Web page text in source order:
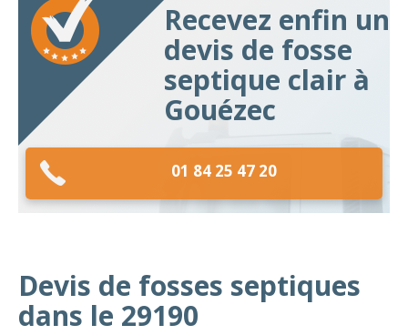
Recevez enfin un
devis de fosse
septique clair à
Gouézec
01 84 25 47 20
Devis de fosses septiques
dans le 29190